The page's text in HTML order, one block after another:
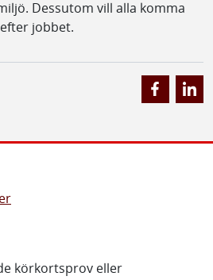
Dessutom vill alla komma
jobbet.
körkortsprov eller